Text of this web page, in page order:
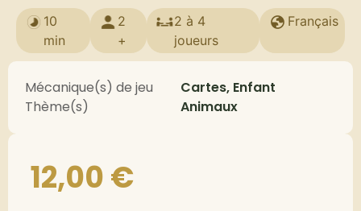
10
min
2
+
2 à 4
joueurs
Français
Mécanique(s) de jeu
Cartes, Enfant
Thème(s)
Animaux
12,00€